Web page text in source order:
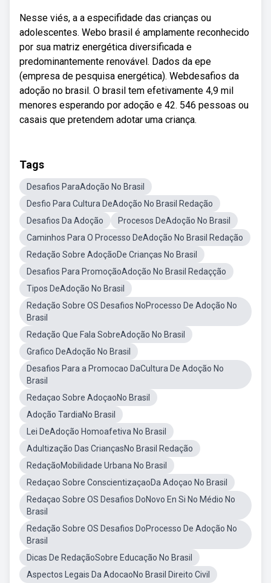
Nesse viés, a a especifidade das crianças ou
adolescentes. Webo brasil é amplamente reconhecido
por sua matriz energética diversificada e
predominantemente renovável. Dados da epe
(empresa de pesquisa energética). Webdesafios da
adoção no brasil. O brasil tem efetivamente 4,9 mil
menores esperando por adoção e 42. 546 pessoas ou
casais que pretendem adotar uma criança.
Tags
Desafios ParaAdoção No Brasil
Desfio Para Cultura DeAdoção No Brasil Redação
Desafios Da Adoção
Procesos DeAdoção No Brasil
Caminhos Para O Processo DeAdoção No Brasil Redação
Redação Sobre AdoçãoDe Crianças No Brasil
Desafios Para PromoçãoAdoção No Brasil Redaçção
Tipos DeAdoção No Brasil
Redação Sobre OS Desafios NoProcesso De Adoção No
Brasil
Redação Que Fala SobreAdoção No Brasil
Grafico DeAdoção No Brasil
Desafios Para a Promocao DaCultura De Adoção No
Brasil
Redaçao Sobre AdoçaoNo Brasil
Adoção TardiaNo Brasil
Lei DeAdoção Homoafetiva No Brasil
Adultização Das CriançasNo Brasil Redação
RedaçãoMobilidade Urbana No Brasil
Redaçao Sobre ConscientizaçaoDa Adoçao No Brasil
Redaçao Sobre OS Desafios DoNovo En Si No Médio No
Brasil
Redação Sobre OS Desafios DoProcesso De Adoção No
Brasil
Dicas De RedaçãoSobre Educação No Brasil
Aspectos Legais Da AdocaoNo Brasil Direito Civil